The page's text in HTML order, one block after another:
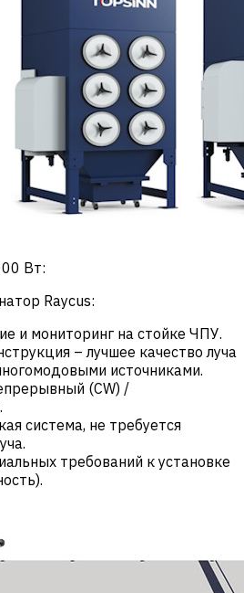
Вт:
Raycus:
и мониторинг на стойке ЧПУ.
– лучшее качество луча
источниками.
(CW) /
система, не требуется
требований к установке